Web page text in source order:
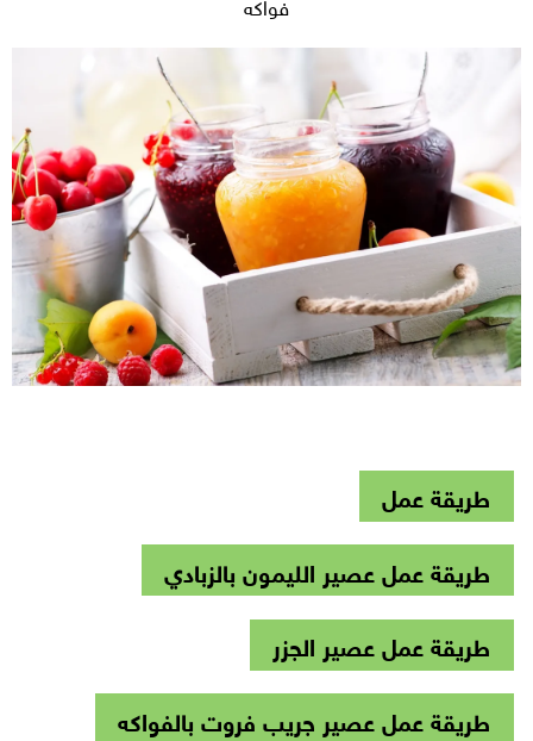
طريقة عمل
طريقة عمل عصير الليمون بالزبادي
طريقة عمل عصير الجزر
طريقة عمل عصير جريب فروت بالفواكه